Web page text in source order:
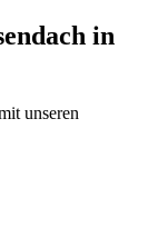
in
unseren